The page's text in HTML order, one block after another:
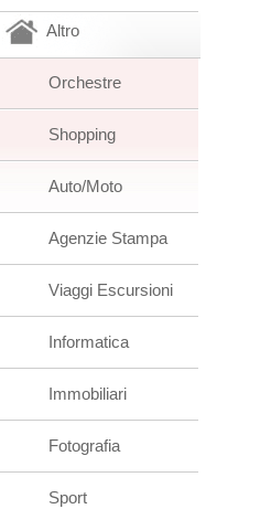
Altro
Orchestre
Shopping
Auto/Moto
Agenzie Stampa
Viaggi Escursioni
Informatica
Immobiliari
Fotografia
Sport